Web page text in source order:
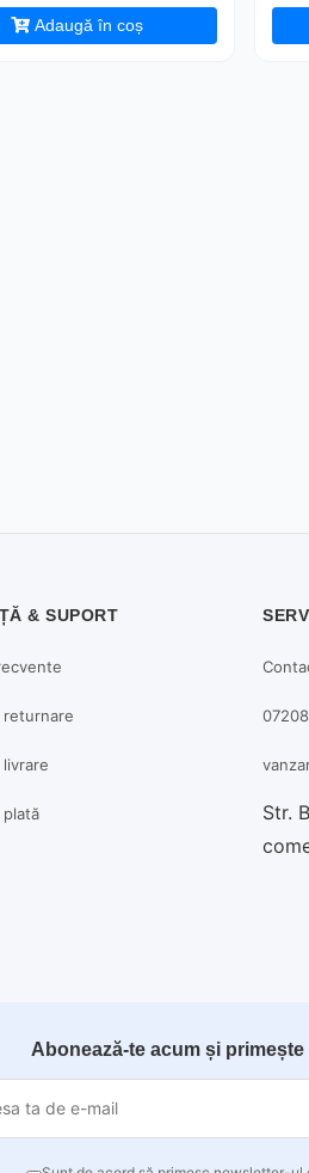
Adaugă în coș
& SUPORT
returnare
plată
Str.
Abonează-te acum și